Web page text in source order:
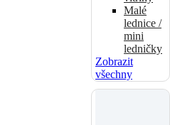
Malé
lednice /
mini
ledničky
Zobrazit
všechny